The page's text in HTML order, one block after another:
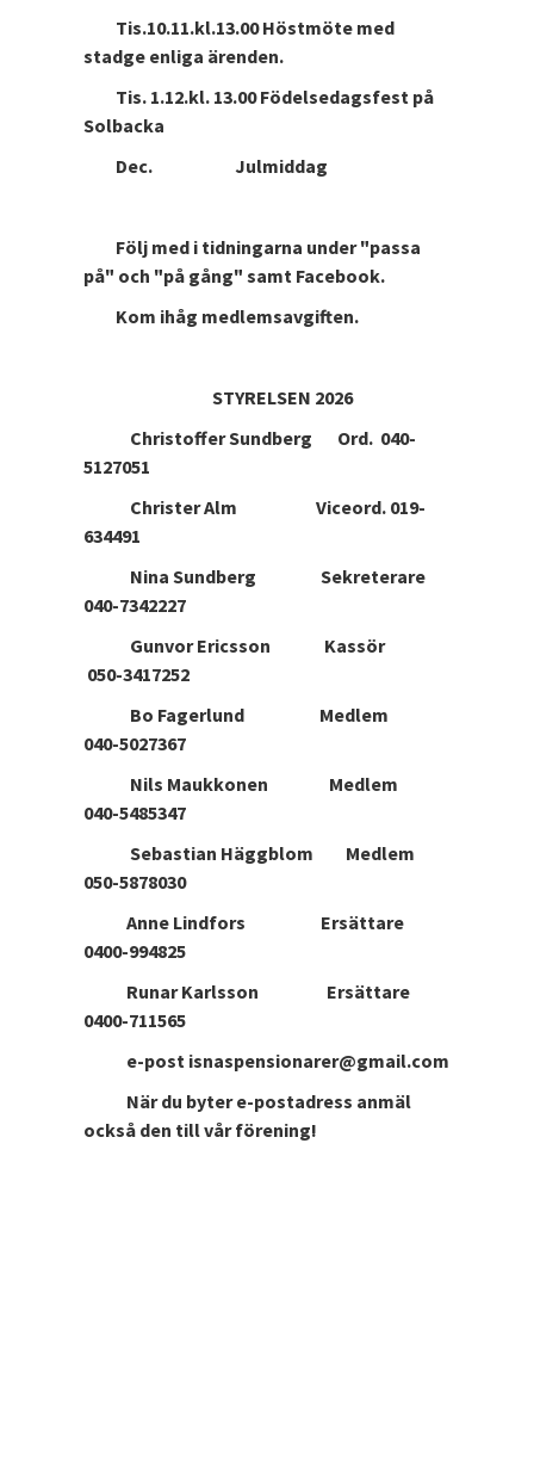
Tis.10.11.kl.13.00 Höstmöte med
stadge enliga ärenden.
Tis. 1.12.kl. 13.00 Födelsedagsfest på
Solbacka
Dec. Julmiddag
Följ med i tidningarna under "passa
på" och "på gång" samt Facebook.
Kom ihåg medlemsavgiften.
STYRELSEN 2026
Christoffer Sundberg Ord. 040-
5127051
Christer Alm Viceord. 019-
634491
Nina Sundberg Sekreterare
040-7342227
Gunvor Ericsson Kassör
050-3417252
Bo Fagerlund Medlem
040-5027367
Nils Maukkonen Medlem
040-5485347
Sebastian Häggblom Medlem
050-5878030
Anne Lindfors Ersättare
0400-994825
Runar Karlsson Ersättare
0400-711565
e-post isnaspensionarer@gmail.com
När du byter e-postadress anmäl
också den till vår förening!